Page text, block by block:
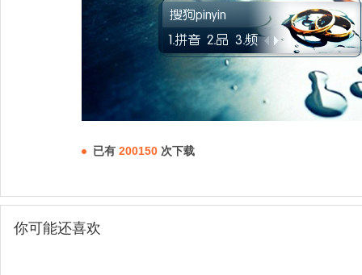
已有 200150 次下载
你可能还喜欢